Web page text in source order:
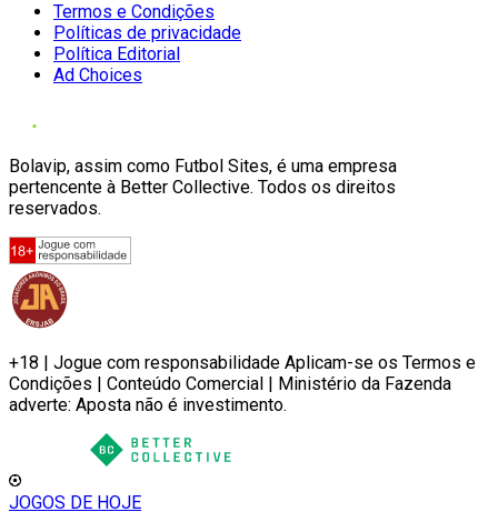
Termos e Condições
Políticas de privacidade
Política Editorial
Ad Choices
Bolavip, assim como Futbol Sites, é uma empresa
pertencente à Better Collective. Todos os direitos
reservados.
+18 | Jogue com responsabilidade Aplicam-se os Termos e
Condições | Conteúdo Comercial | Ministério da Fazenda
adverte: Aposta não é investimento.
JOGOS DE HOJE